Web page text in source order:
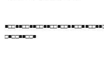
□■□□■■□□■